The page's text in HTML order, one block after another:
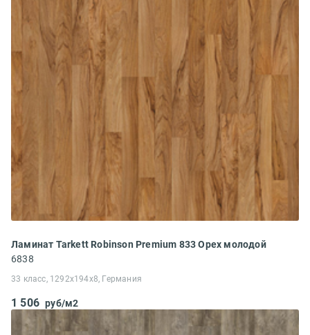
Ламинат Tarkett Robinson Premium 833 Орех молодой
6838
33 класс, 1292x194x8, Германия
1 506 руб/м2